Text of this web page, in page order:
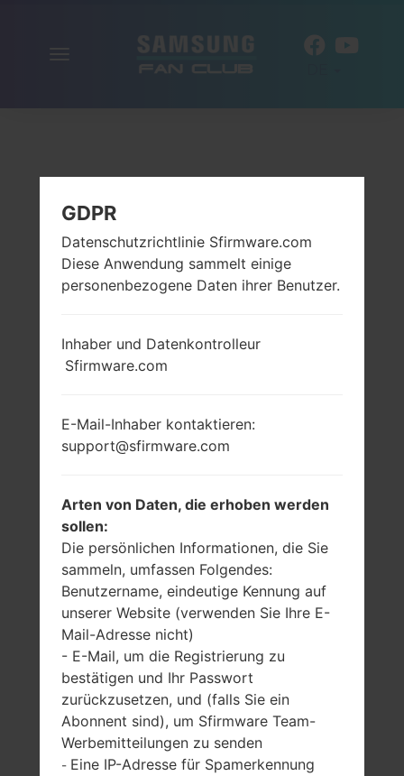
GDPR
Datenschutzrichtlinie Sfirmware.com
Diese Anwendung sammelt einige
personenbezogene Daten ihrer Benutzer.
Inhaber und Datenkontrolleur
Sfirmware.com
E-Mail-Inhaber kontaktieren:
support@sfirmware.com
Arten von Daten, die erhoben werden
sollen:
Die persönlichen Informationen, die Sie
sammeln, umfassen Folgendes:
Benutzername, eindeutige Kennung auf
unserer Website (verwenden Sie Ihre E-
Mail-Adresse nicht)
- E-Mail, um die Registrierung zu
bestätigen und Ihr Passwort
zurückzusetzen, und (falls Sie ein
Abonnent sind), um Sfirmware Team-
Werbemitteilungen zu senden
- Eine IP-Adresse für Spamerkennung